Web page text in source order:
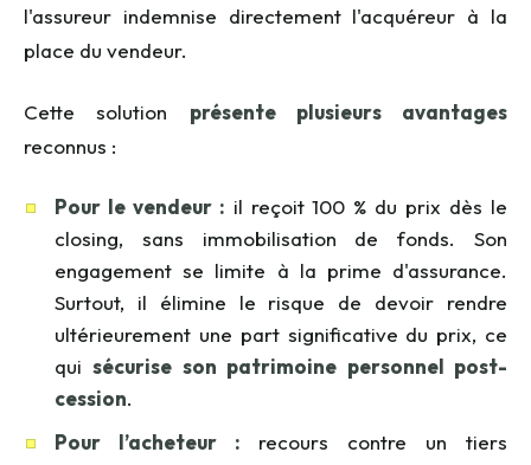
l'assureur indemnise directement l'acquéreur à la
place du vendeur.
Cette solution présente plusieurs avantages
reconnus :
Pour le vendeur : il reçoit 100 % du prix dès le
closing, sans immobilisation de fonds. Son
engagement se limite à la prime d'assurance.
Surtout, il élimine le risque de devoir rendre
ultérieurement une part significative du prix, ce
quisécurise son patrimoine personnel post-
cession.
Pour l’acheteur : recours contre un tiers